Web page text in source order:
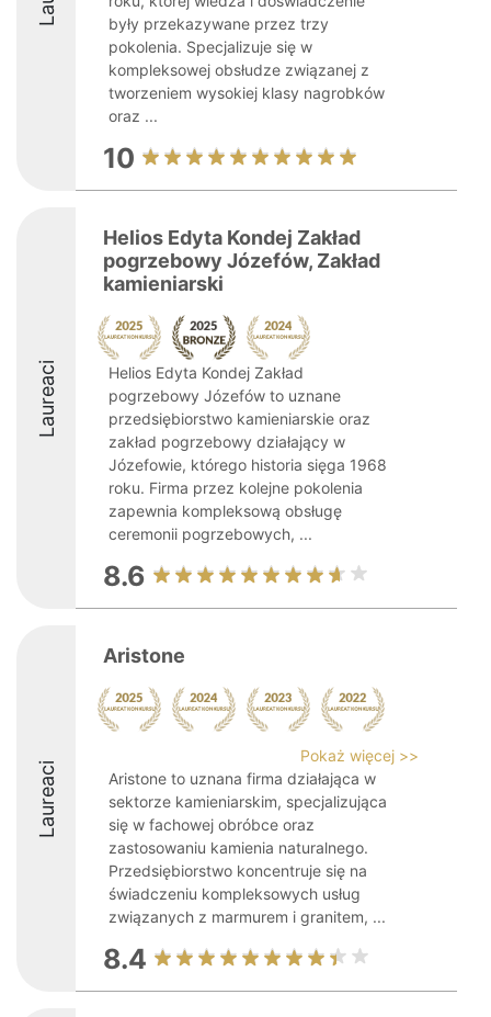
były przekazywane przez trzy
pokolenia. Specjalizuje się w
kompleksowej obsłudze związanej z
tworzeniem wysokiej klasy nagrobków
oraz ...
10
Laureaci
Helios Edyta Kondej Zakład
pogrzebowy Józefów, Zakład
kamieniarski
Helios Edyta Kondej Zakład
pogrzebowy Józefów to uznane
przedsiębiorstwo kamieniarskie oraz
zakład pogrzebowy działający w
Józefowie, którego historia sięga 1968
roku. Firma przez kolejne pokolenia
zapewnia kompleksową obsługę
ceremonii pogrzebowych, ...
8.6
Laureaci
Aristone
Pokaż więcej >>
Aristone to uznana firma działająca w
sektorze kamieniarskim, specjalizująca
się w fachowej obróbce oraz
zastosowaniu kamienia naturalnego.
Przedsiębiorstwo koncentruje się na
świadczeniu kompleksowych usług
związanych z marmurem i granitem, ...
8.4